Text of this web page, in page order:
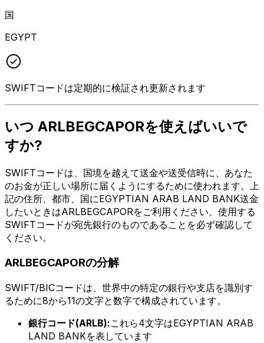
国
EGYPT
SWIFTコードは定期的に検証され更新されます
いつ ARLBEGCAPORを使えばいいで
すか?
SWIFTコードは、国境を越えて送金や送受信時に、あなた
のお金が正しい場所に届くようにするために使われます。上
記の住所、都市、国にEGYPTIAN ARAB LAND BANK送金
したいときはARLBEGCAPORをご利用ください。使用する
SWIFTコードが宛先銀行のものであることを必ず確認して
ください。
ARLBEGCAPORの分解
SWIFT/BICコードは、世界中の特定の銀行や支店を識別す
るために8から11の文字と数字で構成されています。
銀行コード(ARLB):これら4文字はEGYPTIAN ARAB
LAND BANKを表しています